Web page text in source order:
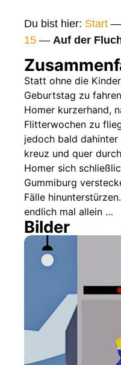
Gags
Gaststars
Fakten
Sendetermine
Nächste / Vorherige
Du bist hier: Start —
15 — Auf der
Statt ohne die
Geburtstag zu
Homer kurzerhand,
Flitterwochen zu
jedoch bald
kreuz und quer
Homer sich
Gummiburg
Fälle
endlich mal allein …
Bilder